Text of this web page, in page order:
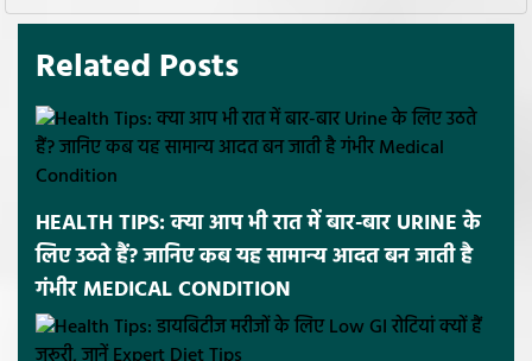
Related Posts
HEALTH TIPS: क्या आप भी रात में बार-बार URINE के
लिए उठते हैं? जानिए कब यह सामान्य आदत बन जाती है
गंभीर MEDICAL CONDITION